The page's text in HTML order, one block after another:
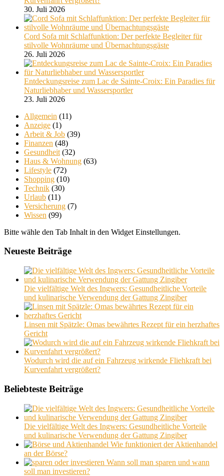
30. Juli 2026
Cord Sofa mit Schlaffunktion: Der perfekte Begleiter für
stilvolle Wohnräume und Übernachtungsgäste
26. Juli 2026
Entdeckungsreise zum Lac de Sainte-Croix: Ein Paradies für
Naturliebhaber und Wassersportler
23. Juli 2026
Allgemein (11)
Anzeige (1)
Arbeit & Job (39)
Finanzen (48)
Gesundheit (32)
Haus & Wohnung (63)
Lifestyle (72)
Shopping (10)
Technik (30)
Urlaub (11)
Versicherung (7)
Wissen (99)
Bitte wähle den Tab Inhalt in den Widget Einstellungen.
Neueste Beiträge
Die vielfältige Welt des Ingwers: Gesundheitliche Vorteile
und kulinarische Verwendung der Gattung Zingiber
Linsen mit Spätzle: Omas bewährtes Rezept für ein herzhaftes
Gericht
Wodurch wird die auf ein Fahrzeug wirkende Fliehkraft bei
Kurvenfahrt vergrößert?
Beliebteste Beiträge
Die vielfältige Welt des Ingwers: Gesundheitliche Vorteile
und kulinarische Verwendung der Gattung Zingiber
Wie funktioniert der Aktienhandel
an der Börse?
Wann soll man sparen und wann
soll man investieren?